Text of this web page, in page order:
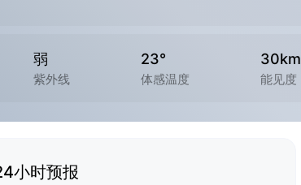
弱
紫外线
23°
体感温度
30km
能见度
小时预报